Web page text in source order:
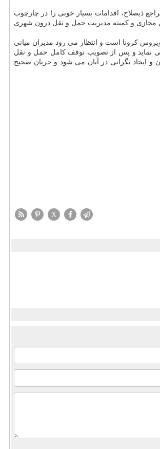
ذیصلاح، اقدامات بسیار خوبی را در چارچوب
مجازی و كمیته مدیریت حمل و نقل درون شهری
كرونا است و انتظار می رود مدیران میانی
طی نماید و پس از تصویب توقف كامل حمل و نقل
ایجاد نگرانی در آنان می شود و جریان صحیح
X